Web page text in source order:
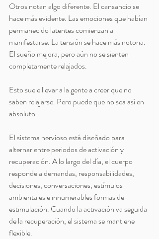
Otros notan algo diferente. El cansancio se
hace más evidente. Las emociones que habían
permanecido latentes comienzan a
manifestarse. La tensión se hace más notoria.
El sueño mejora, pero aún no se sienten
completamente relajados.
Esto suele llevar a la gente a creer que no
saben relajarse. Pero puede que no sea así en
absoluto.
El sistema nervioso está diseñado para
alternar entre periodos de activación y
recuperación. A lo largo del día, el cuerpo
responde a demandas, responsabilidades,
decisiones, conversaciones, estímulos
ambientales e innumerables formas de
estimulación. Cuando la activación va seguida
de la recuperación, el sistema se mantiene
flexible.